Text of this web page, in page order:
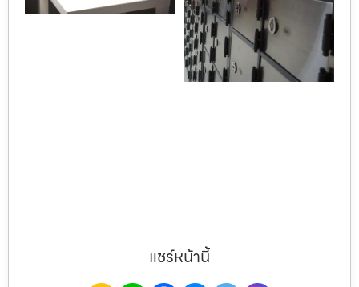
แชร์หน้านี้